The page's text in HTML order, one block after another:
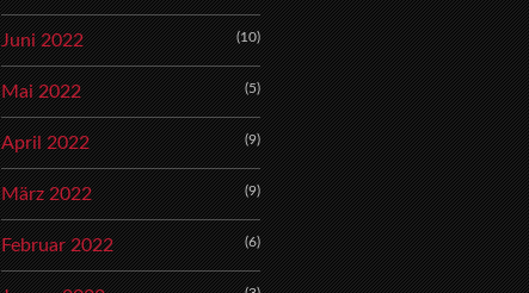
Juni 2022 (10)
Mai 2022 (5)
April 2022 (9)
März 2022 (9)
Februar 2022 (6)